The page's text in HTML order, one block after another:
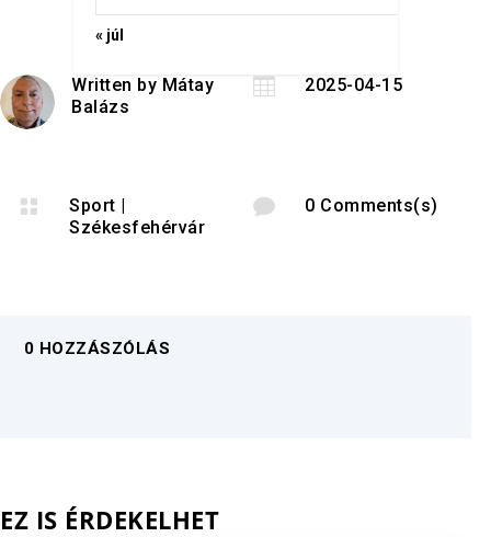
« júl
Written by Mátay
Balázs
 2025-04-15
 Sport |
Székesfehérvár
 0 Comments(s)
0 HOZZÁSZÓLÁS
EZ IS ÉRDEKELHET